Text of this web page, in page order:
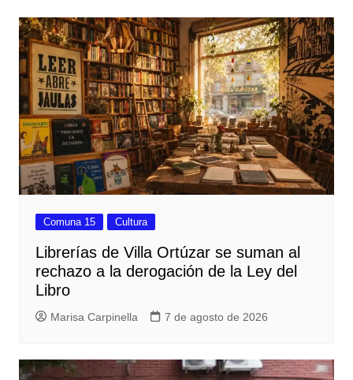
Comuna 15 Cultura
Librerías de Villa Ortúzar se suman al
rechazo a la derogación de la Ley del
Libro
Marisa Carpinella 7 de agosto de 2026